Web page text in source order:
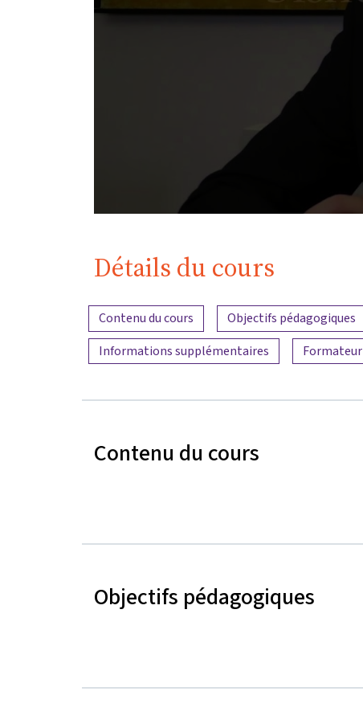
Détails du cours
Aperçu du contenu
Contenu du cours Objectifs pédagogiques
Informations supplémentaires
Formateur
Contenu du cours
Objectifs pédagogiques